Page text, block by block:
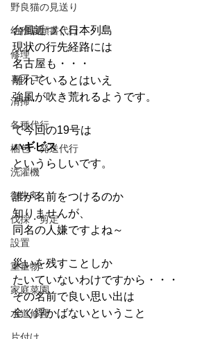
野良猫の見送り
幼稚園願書代行
修理
エアコン
清掃
各種代行
梱包・発送代行
洗濯機
御朱印
伐採・剪定
設置
重量物
家庭菜園
水道修理
台風近づく日本列島
現状の行先経路には
名古屋も・・・
離れているとはいえ
強風が吹き荒れるようです。
で今回の19号は
ハギビス
というらしいです。
誰が名前をつけるのか
知りませんが、
同名の人嫌ですよね～
災いを残すことしか
たいていないわけですから・・・
その名前で良い思い出は
全く浮かばないということ